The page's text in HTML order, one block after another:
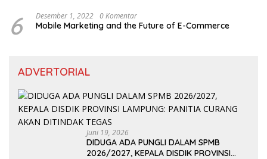
6 Desember 1, 2022 0 Komentar
Mobile Marketing and the Future of E-Commerce
ADVERTORIAL
Juni 19, 2026
DIDUGA ADA PUNGLI DALAM SPMB
2026/2027, KEPALA DISDIK PROVINSI